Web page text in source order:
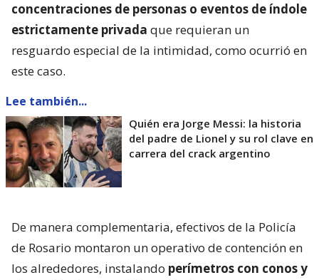
concentraciones de personas o eventos de índole
estrictamente privada que requieran un
resguardo especial de la intimidad, como ocurrió en
este caso.
Lee también...
Quién era Jorge Messi: la historia
del padre de Lionel y su rol clave en
carrera del crack argentino
De manera complementaria, efectivos de la Policía
de Rosario montaron un operativo de contención en
los alrededores, instalando perímetros con conos y